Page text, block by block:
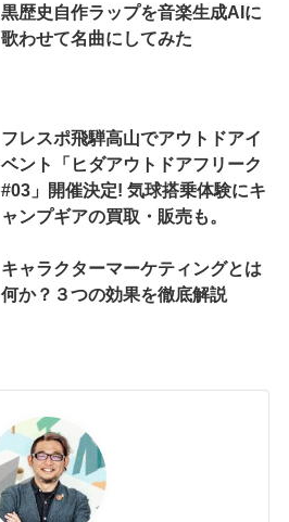
黒歴史自作ラップを音楽生成AIに
歌わせて名曲にしてみた
フレスポ飛騨高山でアウトドアイ
ベント「ヒダアウトドアフリーク
#03」開催決定! 気球搭乗体験にキ
ャンプギアの買取・販売も。
キャラクターマーケティングとは
何か？３つの効果を徹底解説